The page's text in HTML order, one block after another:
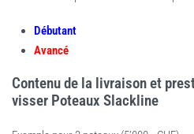
Débutant
Avancé
Contenu de la livraison et
visser Poteaux Slackline